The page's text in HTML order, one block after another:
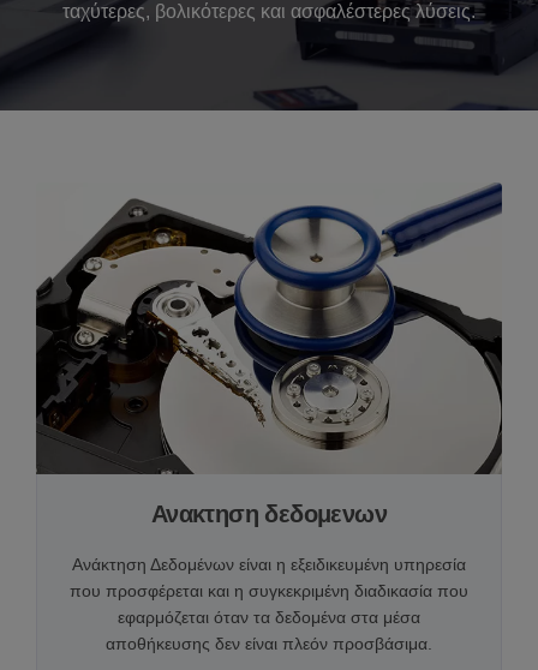
ταχύτερες, βολικότερες και ασφαλέστερες λύσεις.
Ανακτηση δεδομενων
Ανάκτηση Δεδομένων είναι η εξειδικευμένη υπηρεσία
που προσφέρεται και η συγκεκριμένη διαδικασία που
εφαρμόζεται όταν τα δεδομένα στα μέσα
αποθήκευσης δεν είναι πλεόν προσβάσιμα.